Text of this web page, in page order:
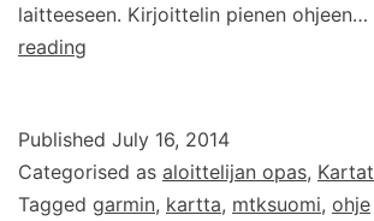
laitteeseen. Kirjoittelin pienen ohjeen…
reading
topokartat
Garminin
gepsiin?
Published July 16, 2014
Categorised as aloittelijan opas, Kartat
Tagged garmin, kartta, mtksuomi, ohje